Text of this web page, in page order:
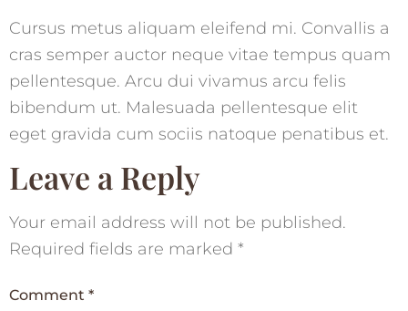
Cursus metus aliquam eleifend mi. Convallis a
cras semper auctor neque vitae tempus quam
pellentesque. Arcu dui vivamus arcu felis
bibendum ut. Malesuada pellentesque elit
eget gravida cum sociis natoque penatibus et.
Leave a Reply
Your email address will not be published.
Required fields are marked *
Comment *